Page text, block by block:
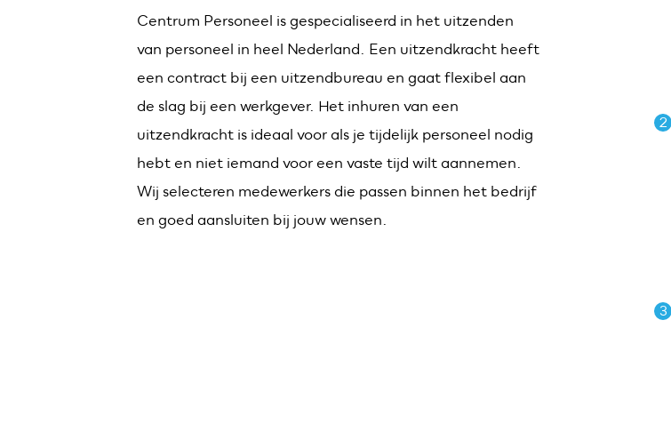
Centrum Personeel is gespecialiseerd in het uitzenden
van personeel in heel Nederland. Een uitzendkracht heeft
een contract bij een uitzendbureau en gaat flexibel aan
de slag bij een werkgever. Het inhuren van een
uitzendkracht is ideaal voor als je tijdelijk personeel nodig
hebt en niet iemand voor een vaste tijd wilt aannemen.
Wij selecteren medewerkers die passen binnen het bedrijf
en goed aansluiten bij jouw wensen.
2
3